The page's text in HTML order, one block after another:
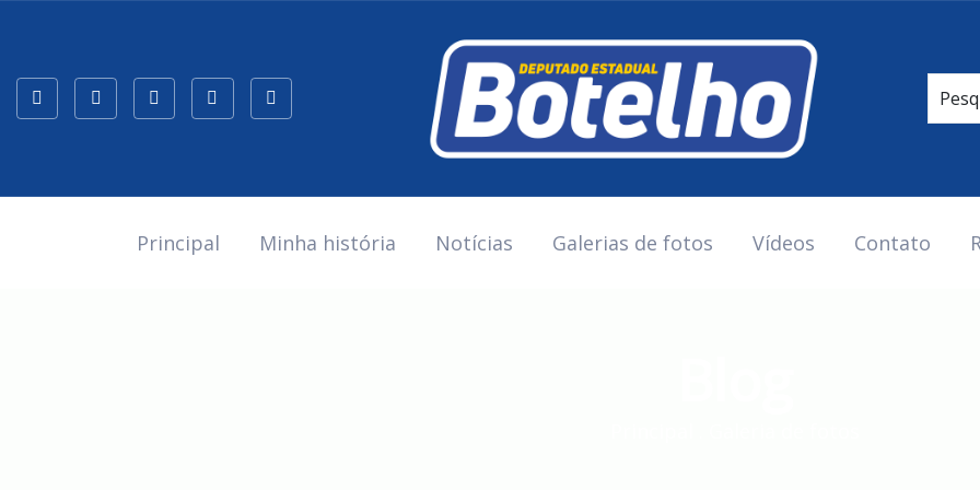
Principal Minha história Notícias Galerias de fotos Vídeos Contato